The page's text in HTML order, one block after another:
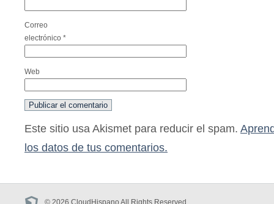
Correo
electrónico *
Web
Este sitio usa Akismet para reducir el spam.
los datos de tus comentarios.